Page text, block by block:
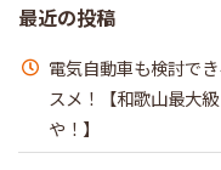
最近の投稿
電気自動車も検討で
スメ！【和歌山最大
や！】